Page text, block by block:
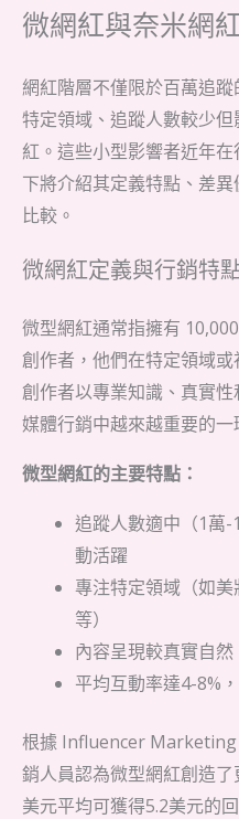
微網紅與奈米網
網紅階層不僅限於百萬追
特定領域、追蹤人數較少
紅。這些小型影響者近年
下將介紹其定義特點、差
比較。
微網紅定義與行銷特
微型網紅通常指擁有
創作者，他們在特定領域
創作者以專業知識、真實
媒體行銷中越來越重要的一
微型網紅的主要特點：
追蹤人數適中（1萬
動活躍
專注特定領域（如
等）
內容呈現較真實自
平均互動率達4-8%
根據 Influencer Marketing
銷人員認為微型網紅創造
美元平均可獲得5.2美元的